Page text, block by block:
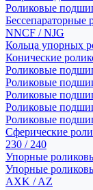
Роликовые
NNCF / NJG
Кольца упорных
Конические
Роликовые
Роликовые
Роликовые
Роликовые
Роликовые
Сферические
230 / 240
Упорные
Упорные
AXK / AZ